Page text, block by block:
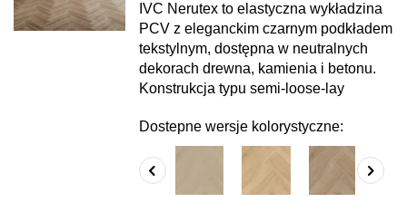
IVC Nerutex to elastyczna wykładzina
PCV z eleganckim czarnym podkładem
tekstylnym, dostępna w neutralnych
dekorach drewna, kamienia i betonu.
Konstrukcja typu semi-loose-lay
Dostepne wersje kolorystyczne: